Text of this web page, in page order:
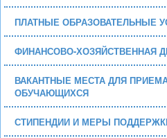
ПЛАТНЫЕ ОБРАЗОВАТЕЛЬНЫЕ
ФИНАНСОВО-ХОЗЯЙСТВЕННАЯ
ВАКАНТНЫЕ МЕСТА ДЛЯ
ОБУЧАЮЩИХСЯ
СТИПЕНДИИ И МЕРЫ